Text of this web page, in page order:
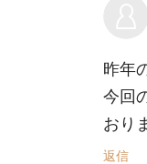
昨年
今回
おり
返信